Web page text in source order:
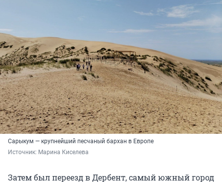
Сарыкум — крупнейший песчаный бархан в Европе
Источник: Марина Киселева
Затем был переезд в Дербент, самый южный город